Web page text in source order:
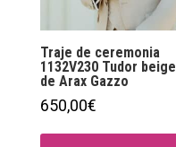
Traje de ceremonia
1132V230 Tudor beige
de Arax Gazzo
650,00€